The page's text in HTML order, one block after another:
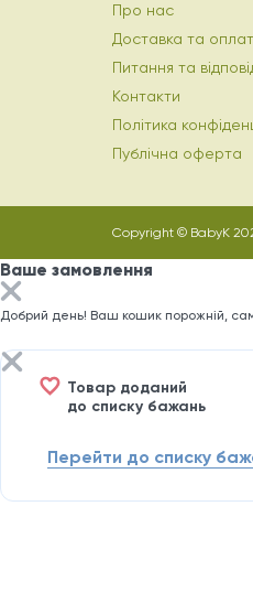
Про нас
Доставка та
Питання та відповіді
Контакти
Політика
Публічна оферта
Copyright © BabyK
Ваше замовлення
Добрий день! Ваш кошик порожній,
Товар доданий
до списку бажань
Перейти до списку